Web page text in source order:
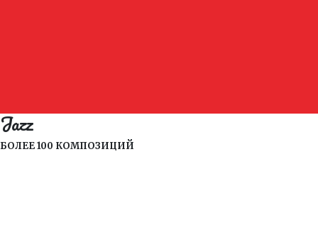
Jazz
БОЛЕЕ 100 КОМПОЗИЦИЙ